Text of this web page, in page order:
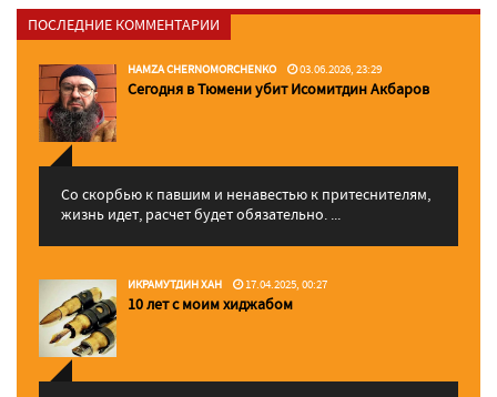
ПОСЛЕДНИЕ КОММЕНТАРИИ
HAMZA CHERNOMORCHENKO 03.06.2026, 23:29
Сегодня в Тюмени убит Исомитдин Акбаров
Со скорбью к павшим и ненавестью к притеснителям,
жизнь идет, расчет будет обязательно. ...
ИКРАМУТДИН ХАН 17.04.2025, 00:27
10 лет с моим хиджабом